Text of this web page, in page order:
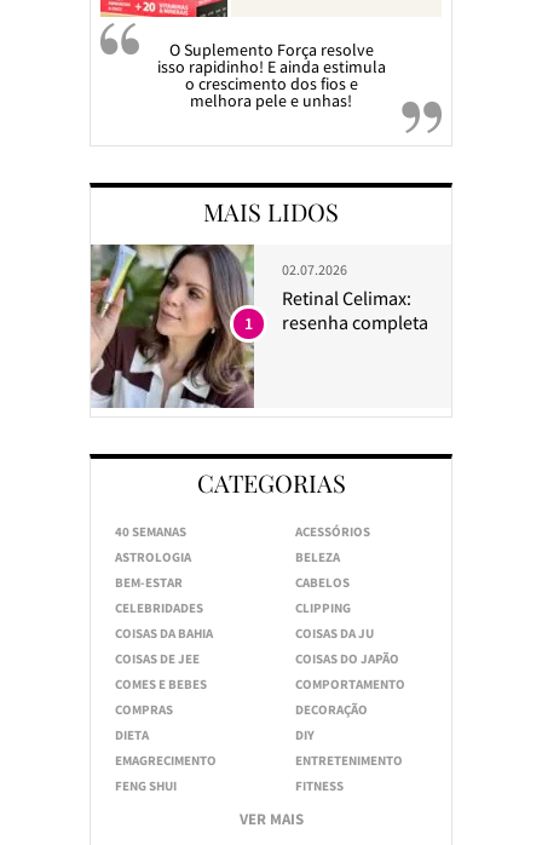
O Suplemento Força resolve
isso rapidinho! E ainda estimula
o crescimento dos fios e
melhora pele e unhas!
MAIS LIDOS
02.07.2026
Retinal Celimax:
resenha completa
1
CATEGORIAS
40 SEMANAS
ACESSÓRIOS
ASTROLOGIA
BELEZA
BEM-ESTAR
CABELOS
CELEBRIDADES
CLIPPING
COISAS DA BAHIA
COISAS DA JU
COISAS DE JEE
COISAS DO JAPÃO
COMES E BEBES
COMPORTAMENTO
COMPRAS
DECORAÇÃO
DIETA
DIY
EMAGRECIMENTO
ENTRETENIMENTO
FENG SHUI
FITNESS
VER MAIS